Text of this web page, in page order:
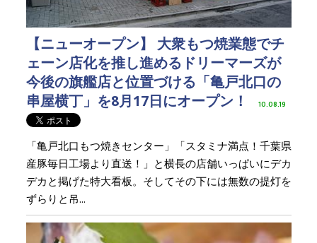
【ニューオープン】 大衆もつ焼業態でチ
ェーン店化を推し進めるドリーマーズが
今後の旗艦店と位置づける「亀戸北口の
串屋横丁」を8月17日にオープン！
10.08.19
「亀戸北口もつ焼きセンター」「スタミナ満点！千葉県
産豚毎日工場より直送！」と横長の店舗いっぱいにデカ
デカと掲げた特大看板。そしてその下には無数の提灯を
ずらりと吊...